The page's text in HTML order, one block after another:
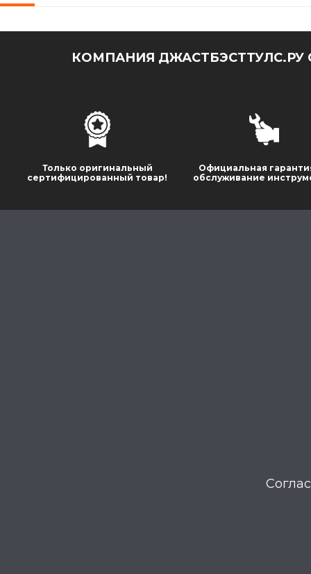
КОМПАНИЯ
Только оригинальный
сертифицированный товар!
Официальная
обслуживание